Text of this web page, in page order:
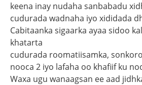
keena inay nudaha sanbabadu
cudurada wadnaha iyo xididada
Cabitaanka sigaarka ayaa sidoo
khatarta
cudurada roomatiisamka,
nooca 2 iyo lafaha oo khafiif ku
Waxa ugu wanaagsan ee aad